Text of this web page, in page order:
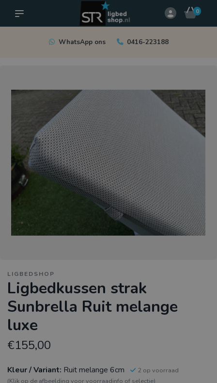
0
WhatsApp ons 0416-223188
LIGBEDSHOP
Ligbedkussen strak
Sunbrella Ruit melange
luxe
€155,00
Kleur / Variant: Ruit melange 6cm
2 op voorraad
(Klik op de afbeelding voor voorraadinfo of selectie)